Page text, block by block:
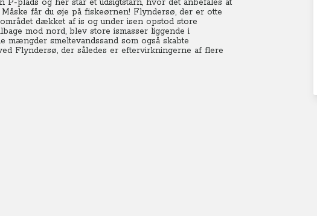
plads og her står et udsigtstårn, hvor det anbefales at
får du øje på fiskeørnen! Flyndersø, der er otte
dækket af is og under isen opstod store
mod nord, blev store ismasser liggende i
smeltevandssand som også skabte
Flyndersø, der således er eftervirkningerne af flere